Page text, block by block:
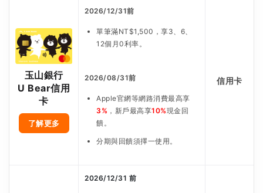
玉山銀行
U Bear信用
卡
了解更多
2026/12/31前
單筆滿NT$1,500，享3、6、
12個月0利率。
2026/08/31前
Apple官網等網路消費最高享
3% ，新戶最高享10%現金回
饋。
分期與回饋須擇一使用。
信用卡
2026/12/31 前